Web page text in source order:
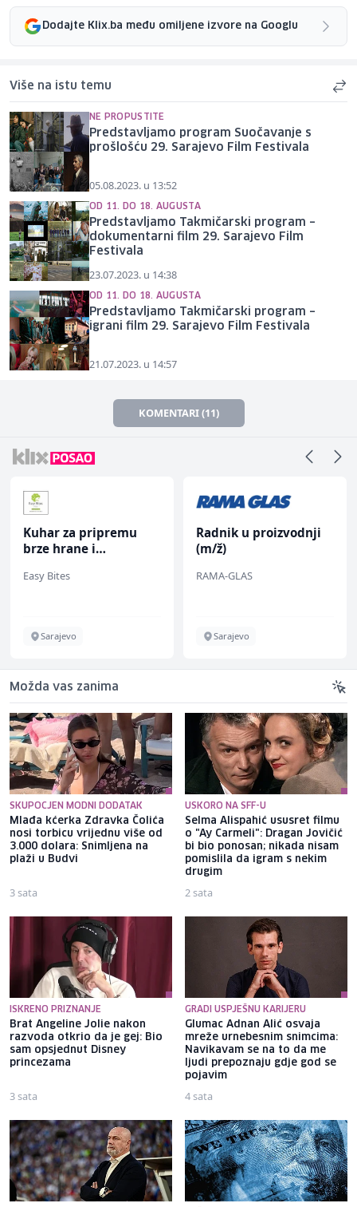
Dodajte Klix.ba među omiljene izvore na Googlu
Više na istu temu
NE PROPUSTITE
Predstavljamo program Suočavanje s
prošlošću 29. Sarajevo Film Festivala
05.08.2023. u 13:52
OD 11. DO 18. AUGUSTA
Predstavljamo Takmičarski program –
dokumentarni film 29. Sarajevo Film
Festivala
23.07.2023. u 14:38
OD 11. DO 18. AUGUSTA
Predstavljamo Takmičarski program –
igrani film 29. Sarajevo Film Festivala
21.07.2023. u 14:57
KOMENTARI (11)
Kuhar za pripremu
brze hrane i
ž)
Easy Bites
Sarajevo
Radnik u proizvodnji
(m/ž)
RAMA-GLAS
Sarajevo
Možda vas zanima
SKUPOCJEN MODNI DODATAK
Mlađa kćerka Zdravka Čolića
nosi torbicu vrijednu više od
3.000 dolara: Snimljena na
plaži u Budvi
3 sata
USKORO NA SFF-U
Selma Alispahić ususret filmu
o "Ay Carmeli": Dragan Jovičić
bi bio ponosan; nikada nisam
pomislila da igram s nekim
drugim
2 sata
ISKRENO PRIZNANJE
Brat Angeline Jolie nakon
razvoda otkrio da je gej: Bio
sam opsjednut Disney
princezama
3 sata
GRADI USPJEŠNU KARIJERU
Glumac Adnan Alić osvaja
mreže urnebesnim snimcima:
Navikavam se na to da me
ljudi prepoznaju gdje god se
pojavim
4 sata